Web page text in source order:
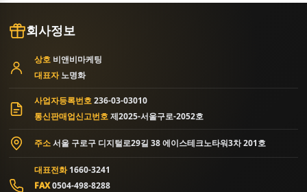
회사정보
상호 비앤비마케팅
대표자노명화
사업자등록번호236-03-03010
통신판매업신고번호제2025-서울구로-2052호
주소서울 구로구 디지털로29길 38 에이스테크노타워3차 201호
대표전화1660-3241
FAX0504-498-8288